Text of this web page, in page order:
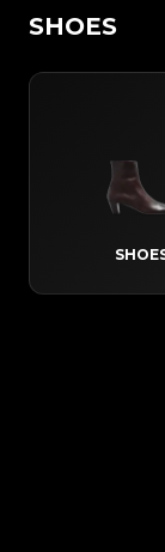
SHOES